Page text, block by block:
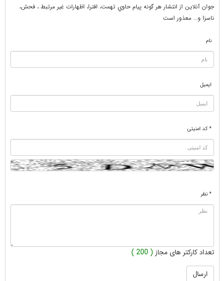
جوان آنلاين از انتشار هر گونه پيام حاوي تهمت، افترا، اظهارات غير مرتبط ، فحش،
ناسزا و... معذور است
نام
ایمیل
* کد امنیتی
* نظر
تعداد کارکتر های مجاز ( 200 )